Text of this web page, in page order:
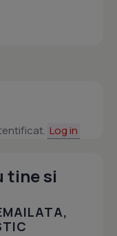
Log in
tine si